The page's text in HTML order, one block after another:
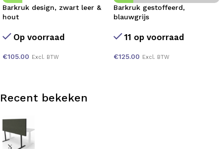
Barkruk design, zwart leer &
hout
Op voorraad
€105.00 Excl. BTW
Barkruk gestoffeerd,
blauwgrijs
11 op voorraad
€125.00 Excl. BTW
Recent bekeken